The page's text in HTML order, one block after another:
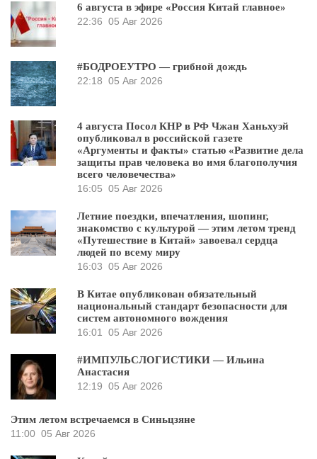
6 августа в эфире «Россия Китай главное»
22:36 05 Авг 2026
#БОДРОЕУТРО — грибной дождь
22:18 05 Авг 2026
4 августа Посол КНР в РФ Чжан Ханьхуэй
опубликовал в российской газете
«Аргументы и факты» статью «Развитие дела
защиты прав человека во имя благополучия
всего человечества»
16:05 05 Авг 2026
Летние поездки, впечатления, шопинг,
знакомство с культурой — этим летом тренд
«Путешествие в Китай» завоевал сердца
людей по всему миру
16:03 05 Авг 2026
В Китае опубликован обязательный
национальный стандарт безопасности для
систем автономного вождения
16:01
05 Авг 2026
#ИМПУЛЬСЛОГИСТИКИ — Ильина
Анастасия
12:19 05 Авг 2026
Этим летом встречаемся в Синьцзяне
11:00 05 Авг 2026